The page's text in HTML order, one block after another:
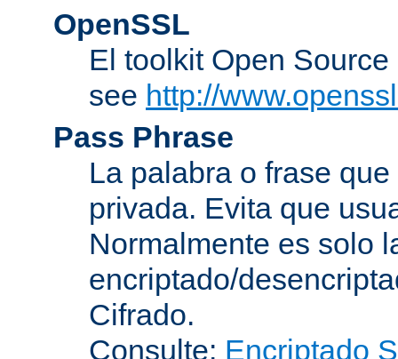
OpenSSL
El toolkit Open
see http://
Pass Phrase
La palabra o frase
privada. Evita que
Normalmente es solo
encriptado/
Cifrado.
Consulte: Encriptado